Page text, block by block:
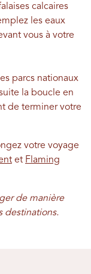
calcaires
les eaux
vous à votre
parcs nationaux
la boucle en
de terminer votre
votre voyage
et Flaming
de manière
destinations.